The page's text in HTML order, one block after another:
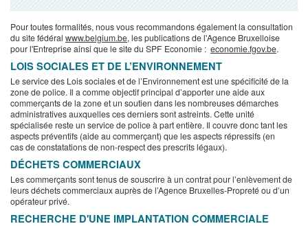
Pour toutes formalités, nous vous recommandons également la consultation
du site fédéral www.belgium.be, les publications de l'Agence Bruxelloise
pour l'Entreprise ainsi que le site du SPF Economie : economie.fgov.be.
LOIS SOCIALES ET DE L’ENVIRONNEMENT
Le service des Lois sociales et de l’Environnement est une spécificité de la
zone de police. Il a comme objectif principal d’apporter une aide aux
commerçants de la zone et un soutien dans les nombreuses démarches
administratives auxquelles ces derniers sont astreints. Cette unité
spécialisée reste un service de police à part entière. Il couvre donc tant les
aspects préventifs (aide au commerçant) que les aspects répressifs (en
cas de constatations de non-respect des prescrits légaux).
DÉCHETS COMMERCIAUX
Les commerçants sont tenus de souscrire à un contrat pour l’enlèvement de
leurs déchets commerciaux auprès de l’Agence Bruxelles-Propreté ou d’un
opérateur privé.
RECHERCHE D'UNE IMPLANTATION COMMERCIALE